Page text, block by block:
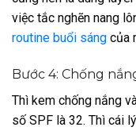
việc tắc nghẽn nang
routine buổi sáng của
Bước 4: Chống
Thì kem chống nắng
số SPF là 32. Thì cái